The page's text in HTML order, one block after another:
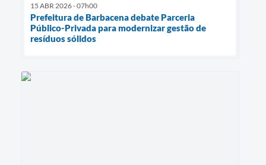
15 ABR 2026 - 07h00
Prefeitura de Barbacena debate Parceria
Público-Privada para modernizar gestão de
resíduos sólidos